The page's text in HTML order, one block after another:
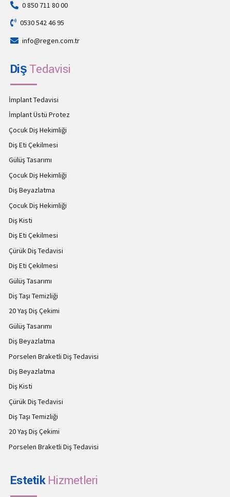
0 850 711 80 00
0530 542 46 95
info@regen.com.tr
DişTedavisi
İmplant Tedavisi
İmplant Üstü Protez
Çocuk Diş Hekimliği
Diş Eti Çekilmesi
Gülüş Tasarımı
Çocuk Diş Hekimliği
Diş Beyazlatma
Çocuk Diş Hekimliği
Diş Kisti
Diş Eti Çekilmesi
Çürük Diş Tedavisi
Diş Eti Çekilmesi
Gülüş Tasarımı
Diş Taşı Temizliği
20 Yaş Diş Çekimi
Gülüş Tasarımı
Diş Beyazlatma
Porselen Braketli Diş Tedavisi
Diş Beyazlatma
Diş Kisti
Çürük Diş Tedavisi
Diş Taşı Temizliği
20 Yaş Diş Çekimi
Porselen Braketli Diş Tedavisi
Estetik Hizmetleri